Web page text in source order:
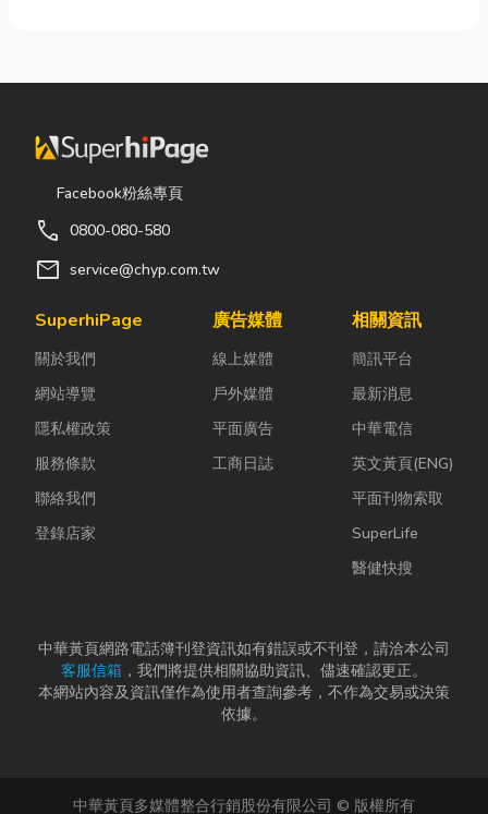
Facebook粉絲專頁
call 0800-080-580
mail service@chyp.com.tw
SuperhiPage
關於我們
網站導覽
隱私權政策
服務條款
聯絡我們
登錄店家
廣告媒體
線上媒體
戶外媒體
平面廣告
工商日誌
相關資訊
簡訊平台
最新消息
中華電信
英文黃頁(ENG)
平面刊物索取
SuperLife
醫健快搜
中華黃頁網路電話簿刊登資訊如有錯誤或不刊登，請洽本公司
客服信箱 ，我們將提供相關協助資訊、儘速確認更正。
本網站內容及資訊僅作為使用者查詢參考，不作為交易或決策
依據。
中華黃頁多媒體整合行銷股份有限公司 © 版權所有